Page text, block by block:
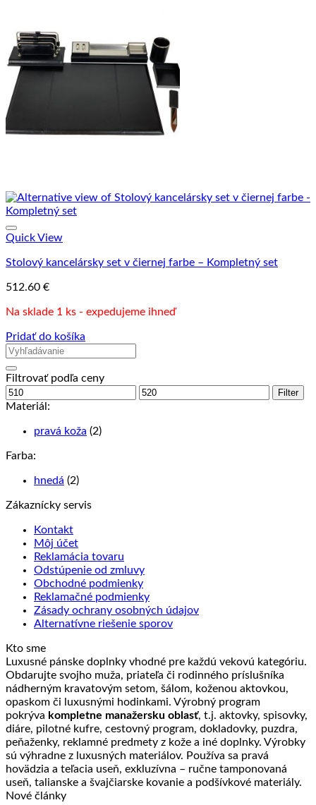
Quick View
Stolový kancelársky set v čiernej farbe – Kompletný set
512.60 €
Na sklade 1 ks - expedujeme ihneď
Pridať do košíka
Filtrovať podľa ceny
Minimálna
cena
Maximálna
Filter
Materiál:
pravá koža (2)
Farba:
hnedá (2)
Zákaznícky servis
Kontakt
Môj účet
Reklamácia tovaru
Odstúpenie od zmluvy
Obchodné podmienky
Reklamačné podmienky
Zásady ochrany osobných údajov
Alternatívne riešenie sporov
Kto sme
Luxusné pánske doplnky vhodné pre každú vekovú kategóriu.
Obdarujte svojho muža, priateľa či rodinného príslušníka
nádherným kravatovým setom, šálom, koženou aktovkou,
opaskom či luxusnými hodinkami. Výrobný program
pokrýva kompletne manažersku oblasť, t.j. aktovky, spisovky,
diáre, pilotné kufre, cestovný program, dokladovky, puzdra,
peňaženky, reklamné predmety z kože a iné doplnky. Výrobky
sú výhradne z luxusných materiálov. Používa sa pravá
hovädzia a teľacia useň, exkluzívna – ručne tamponovaná
useň, talianske a švajčiarske kovanie a podšívkové materiály.
Nové články